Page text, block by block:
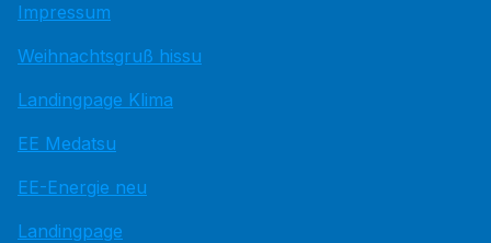
Impressum
Weihnachtsgruß hissu
Landingpage Klima
EE Medatsu
EE-Energie neu
Landingpage